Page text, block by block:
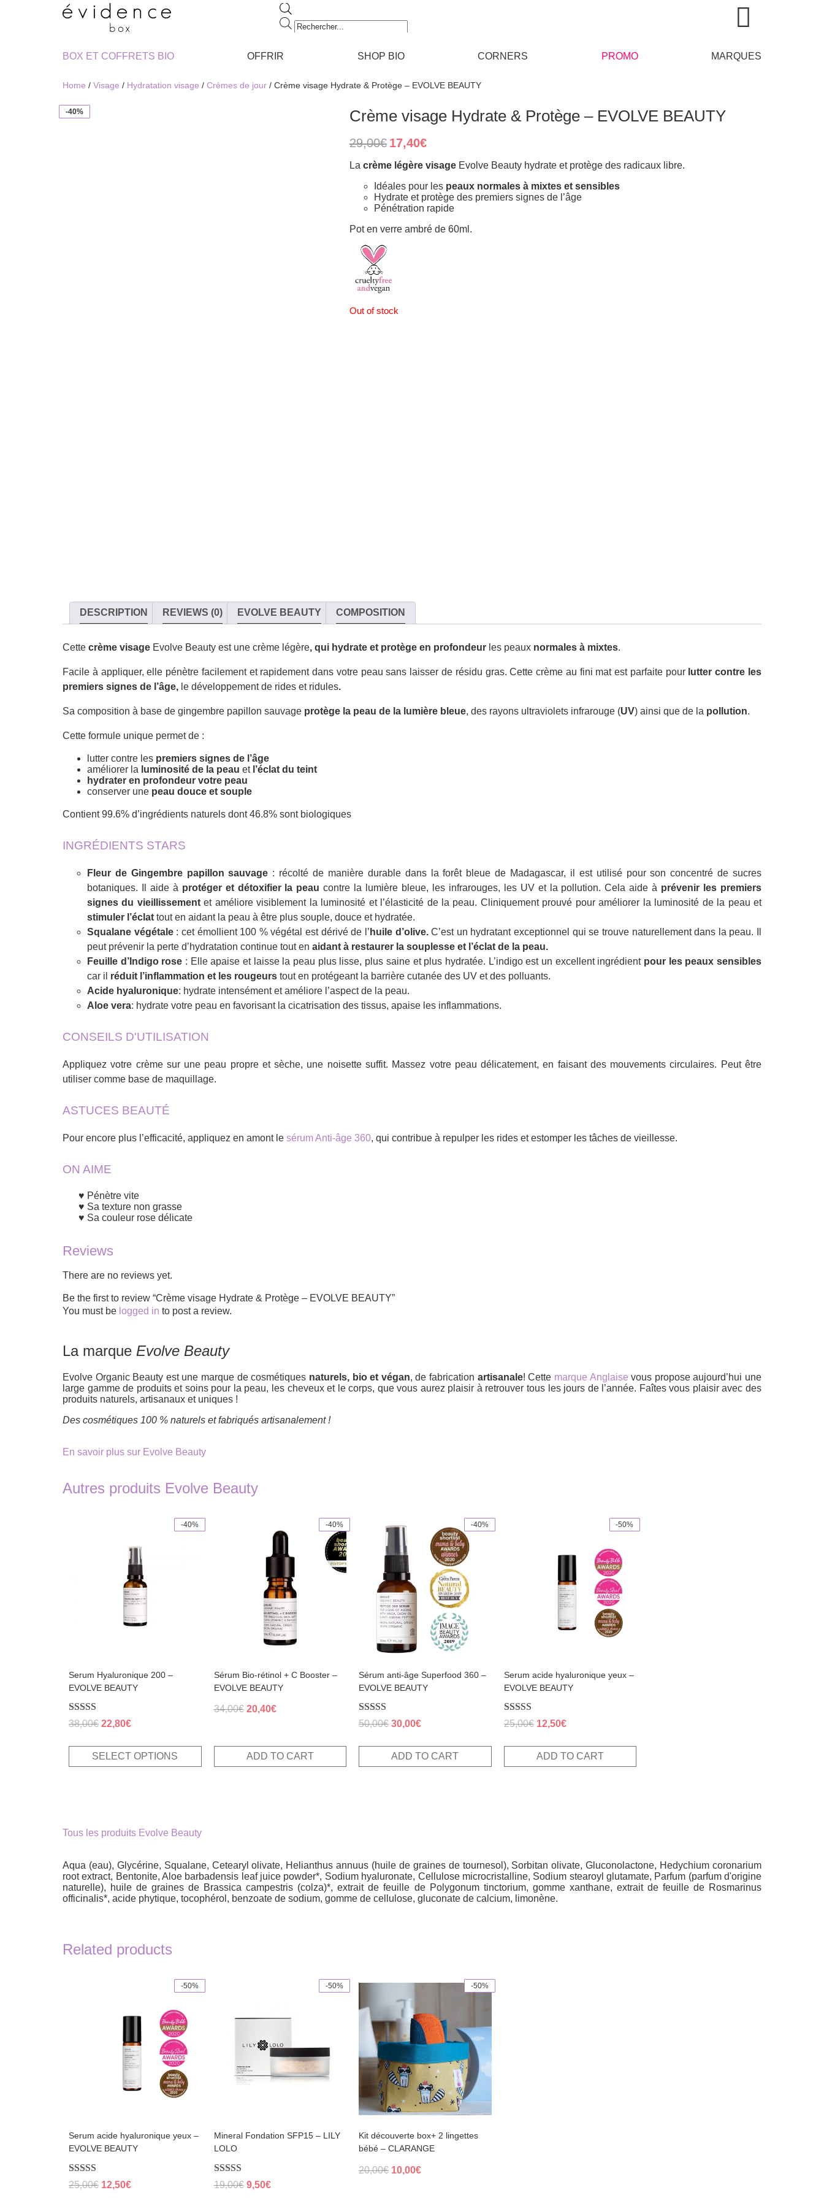
Recherche
de
BOX ET COFFRETS BIO
OFFRIR SHOP BIO CORNERS PROMO MARQUES
Home / Visage / Hydratation visage / Crèmes de jour / Crème visage Hydrate & Protège – EVOLVE BEAUTY
-40% Crème visage Hydrate & Protège – EVOLVE BEAUTY
29,00€ Original
price
was:
29,00€.
17,40€Current
is:
17,40€.
La crème légère visage Evolve Beauty hydrate et protège des radicaux libre.
Idéales pour les peaux normales à mixtes et sensibles
Hydrate et protège des premiers signes de l’âge
Pénétration rapide
Pot en verre ambré de 60ml.
Out of stock
DESCRIPTION REVIEWS (0) EVOLVE BEAUTY COMPOSITION
Cette crème visage Evolve Beauty est une crème légère, qui hydrate et protège en profondeur les peaux normales à mixtes.
Facile à appliquer, elle pénètre facilement et rapidement dans votre peau sans laisser de résidu gras. Cette crème au fini mat est parfaite pour lutter contre les
premiers signes de l’âge, le développement de rides et ridules.
Sa composition à base de gingembre papillon sauvage protège la peau de la lumière bleue, des rayons ultraviolets infrarouge (UV) ainsi que de la pollution.
Cette formule unique permet de :
lutter contre les premiers signes de l’âge
améliorer la luminosité de la peau etl’éclat du teint
hydrater en profondeur votre peau
conserver une peau douce et souple
Contient 99.6% d’ingrédients naturels dont 46.8% sont biologiques
INGRÉDIENTS STARS
Fleur de Gingembre papillon sauvage : récolté de manière durable dans la forêt bleue de Madagascar, il est utilisé pour son concentré de sucres
botaniques. Il aide à protéger et détoxifier la peau contre la lumière bleue, les infrarouges, les UV et la pollution. Cela aide à prévenir les premiers
signes du vieillissementet améliore visiblement la luminosité et l’élasticité de la peau. Cliniquement prouvé pour améliorer la luminosité de la peau et
stimuler l’éclat tout en aidant la peau à être plus souple, douce et hydratée.
Squalane végétale: cet émollient 100 % végétal est dérivé de l’ huile d’olive.C’est un hydratant exceptionnel qui se trouve naturellement dans la peau. Il
peut prévenir la perte d’hydratation continue tout en aidant à restaurer la souplesse et l’éclat de la peau.
Feuille d’Indigo rose : Elle apaise et laisse la peau plus lisse, plus saine et plus hydratée. L’indigo est un excellent ingrédient pour les peaux sensibles
car il réduit l’inflammation et les rougeurs tout en protégeant la barrière cutanée des UV et des polluants.
Acide hyaluronique: hydrate intensément et améliore l’aspect de la peau.
Aloe vera: hydrate votre peau en favorisant la cicatrisation des tissus, apaise les inflammations.
CONSEILS D'UTILISATION
Appliquez votre crème sur une peau propre et sèche, une noisette suffit. Massez votre peau délicatement, en faisant des mouvements circulaires. Peut être
utiliser comme base de maquillage.
ASTUCES BEAUTÉ
Pour encore plus l’efficacité, appliquez en amont le sérum Anti-âge 360, qui contribue à repulper les rides et estomper les tâches de vieillesse.
ON AIME
Pénètre vite
Sa texture non grasse
Sa couleur rose délicate
Reviews
There are no reviews yet.
Be the first to review “Crème visage Hydrate & Protège – EVOLVE BEAUTY”
You must be logged in to post a review.
La marque Evolve Beauty
Evolve Organic Beauty est une marque de cosmétiques naturels, bio et végan, de fabrication artisanale! Cette marque Anglaise vous propose aujourd’hui une
large gamme de produits et soins pour la peau, les cheveux et le corps, que vous aurez plaisir à retrouver tous les jours de l’année. Faîtes vous plaisir avec des
produits naturels, artisanaux et uniques !
Des cosmétiques 100 % naturels et fabriqués artisanalement !
En savoir plus sur Evolve Beauty
Autres produits Evolve Beauty
-40%
Serum Hyaluronique 200 –
EVOLVE BEAUTY
Rated
4.70
38,00€ Original
was:
38,00€.
22,80€Current
is:
22,80€.
SELECT OPTIONS
page
-40%
Sérum Bio-rétinol + C Booster –
EVOLVE BEAUTY
34,00€ Original
34,00€.
20,40€Current
20,40€.
ADD TO CART
-40%
Sérum anti-âge Superfood 360 –
EVOLVE BEAUTY
Rated
5.00
50,00€ Original
was:
50,00€.
30,00€Current
is:
30,00€.
ADD TO CART
-50%
Serum acide hyaluronique yeux –
EVOLVE BEAUTY
Rated
4.38
25,00€ Original
was:
25,00€.
12,50€Current
is:
12,50€.
ADD TO CART
Tous les produits Evolve Beauty
Aqua (eau), Glycérine, Squalane, Cetearyl olivate, Helianthus annuus (huile de graines de tournesol), Sorbitan olivate, Gluconolactone, Hedychium coronarium
root extract, Bentonite, Aloe barbadensis leaf juice powder*, Sodium hyaluronate, Cellulose microcristalline, Sodium stearoyl glutamate, Parfum (parfum d'origine
naturelle), huile de graines de Brassica campestris (colza)*, extrait de feuille de Polygonum tinctorium, gomme xanthane, extrait de feuille de Rosmarinus
officinalis*, acide phytique, tocophérol, benzoate de sodium, gomme de cellulose, gluconate de calcium, limonène.
Related products
-50%
Serum acide hyaluronique yeux –
EVOLVE BEAUTY
Rated
4.38
25,00€ Original
12,50€Current
-50%
Mineral Fondation SFP15 – LILY
LOLO
Rated
4.83
19,00€ Original
9,50€Current
multiple
page
-50%
Kit découverte box+ 2 lingettes
bébé – CLARANGE
20,00€ Original
10,00€Current
has
multiple
variants.
The
options
may
chosen
on
the
page